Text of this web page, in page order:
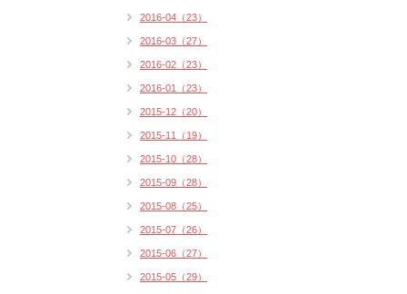
2016-04（23）
2016-03（27）
2016-02（23）
2016-01（23）
2015-12（20）
2015-11（19）
2015-10（28）
2015-09（28）
2015-08（25）
2015-07（26）
2015-06（27）
2015-05（29）